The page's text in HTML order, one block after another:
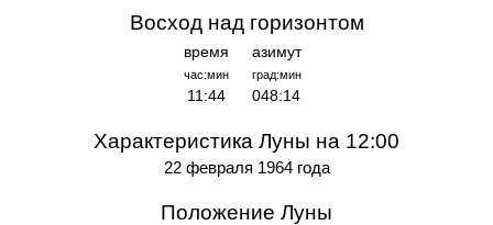
Восход над горизонтом
время
час:мин
11:44
азимут
град:мин
048:14
Характеристика Луны на 12:00
22 февраля 1964 года
Положение Луны